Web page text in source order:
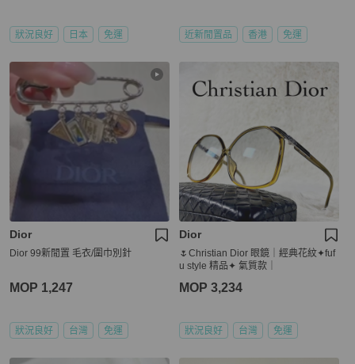
狀況良好 日本 免運 近新閒置品 香港 免運
Dior
Dior 99新閒置 毛衣/圍巾別針
MOP 1,247
狀況良好 台灣 免運
Dior
🌷Christian Dior 眼鏡｜經典花紋✦fuf
u style 精品✦ 氣質款｜
MOP 3,234
狀況良好 台灣 免運